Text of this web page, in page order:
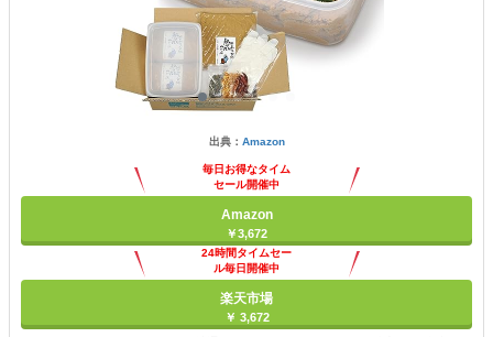
出典： Amazon
毎日お得なタイム
セール開催中
Amazon
￥3,672
24時間タイムセー
ル毎日開催中
楽天市場
￥ 3,672